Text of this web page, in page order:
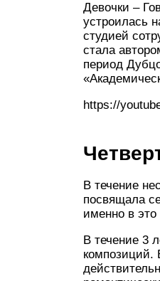
Девочки –
устроилась
студией
стала
период
https://
В течение
посвящала
именно в
В течение 3
композиций.